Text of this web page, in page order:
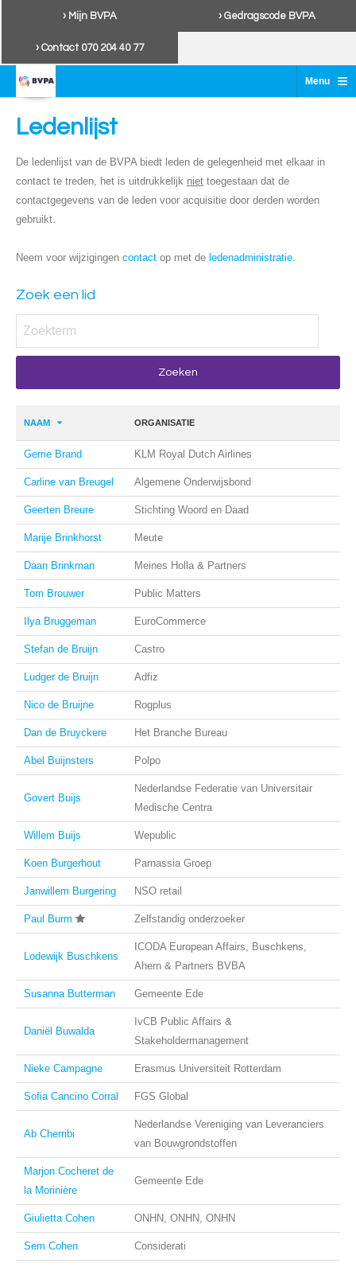
› Mijn BVPA › Gedragscode BVPA
› Contact 070 204 40 77
Menu ≡
Ledenlijst
De ledenlijst van de BVPA biedt leden de gelegenheid met elkaar in
contact te treden, het is uitdrukkelijk niet toegestaan dat de
contactgegevens van de leden voor acquisitie door derden worden
gebruikt.
Neem voor wijzigingen contact op met de ledenadministratie.
Zoek een lid
NAAM ORGANISATIE
Gerrie Brand KLM Royal Dutch Airlines
Carline van Breugel Algemene Onderwijsbond
Geerten Breure Stichting Woord en Daad
Marije Brinkhorst Meute
Daan Brinkman Meines Holla & Partners
Tom Brouwer Public Matters
Ilya Bruggeman EuroCommerce
Stefan de Bruijn Castro
Ludger de Bruijn Adfiz
Nico de Bruijne Rogplus
Dan de Bruyckere Het Branche Bureau
Abel Buijnsters Polpo
Govert Buijs
Nederlandse Federatie van Universitair
Medische Centra
Willem Buijs Wepublic
Koen Burgerhout Parnassia Groep
Janwillem Burgering NSO retail
Paul Burm Zelfstandig onderzoeker
Lodewijk Buschkens
ICODA European Affairs, Buschkens,
Ahern & Partners BVBA
Susanna Butterman Gemeente Ede
Daniël Buwalda
IvCB Public Affairs &
Stakeholdermanagement
Nieke Campagne Erasmus Universiteit Rotterdam
Sofia Cancino Corral FGS Global
Ab Cherribi
Nederlandse Vereniging van Leveranciers
van Bouwgrondstoffen
Marjon Cocheret de
la Morinière
Gemeente Ede
Giulietta Cohen ONHN, ONHN, ONHN
Sem Cohen Considerati